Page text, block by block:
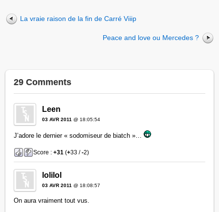
La vraie raison de la fin de Carré Viiip
Peace and love ou Mercedes ?
29 Comments
Leen
03 AVR 2011 @ 18:05:54
J’adore le dernier « sodomiseur de biatch »…
Score :+31 (+33 /-2)
lolilol
03 AVR 2011 @ 18:08:57
On aura vraiment tout vus.